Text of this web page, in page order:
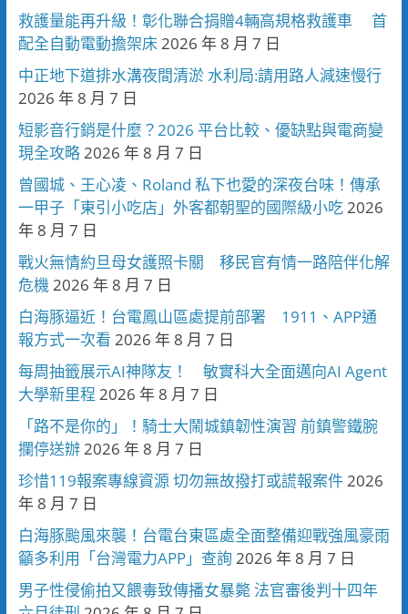
救護量能再升級！彰化聯合捐贈4輛高規格救護車 首
配全自動電動擔架床2026 年 8 月 7 日
中正地下道排水溝夜間清淤 水利局:請用路人減速慢行
2026 年 8 月 7 日
短影音行銷是什麼？2026 平台比較、優缺點與電商變
現全攻略2026 年 8 月 7 日
曾國城、王心凌、Roland 私下也愛的深夜台味！傳承
一甲子「東引小吃店」外客都朝聖的國際級小吃2026
年 8 月 7 日
戰火無情約旦母女護照卡關 移民官有情一路陪伴化解
危機2026 年 8 月 7 日
白海豚逼近！台電鳳山區處提前部署 1911、APP通
報方式一次看 2026 年 8 月 7 日
每周抽籤展示AI神隊友！ 敏實科大全面邁向AI Agent
大學新里程 2026 年 8 月 7 日
「路不是你的」！騎士大鬧城鎮韌性演習 前鎮警鐵腕
攔停送辦2026 年 8 月 7 日
珍惜119報案專線資源 切勿無故撥打或謊報案件2026
年 8 月 7 日
白海豚颱風來襲！台電台東區處全面整備迎戰強風豪雨
籲多利用「台灣電力APP」查詢 2026 年 8 月 7 日
男子性侵偷拍又餵毒致傳播女暴斃 法官審後判十四年